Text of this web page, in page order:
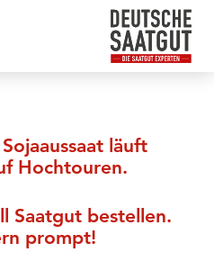
läuft
Hochtouren.
Saatgut bestellen.
prompt!